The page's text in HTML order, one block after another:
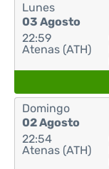
Lunes
03 Agosto
22:59
Atenas (ATH)
Domingo
02 Agosto
22:54
Atenas (ATH)